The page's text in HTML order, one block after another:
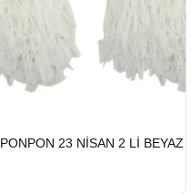
GÖNDERİ
PONPON 23 NİSAN 2 Lİ BEYAZ